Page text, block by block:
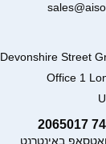
41 Devonshire Street
Office 1
באינטרנט